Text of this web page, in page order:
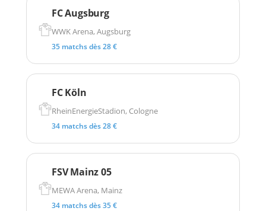
FC Augsburg
WWK Arena, Augsburg
35 matchs dès 28 €
FC Köln
RheinEnergieStadion, Cologne
34 matchs dès 28 €
FSV Mainz 05
MEWA Arena, Mainz
34 matchs dès 35 €